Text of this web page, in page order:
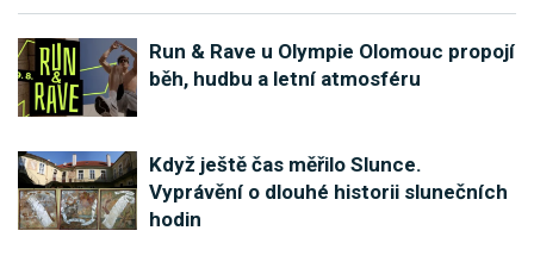
Run & Rave u Olympie Olomouc propojí
běh, hudbu a letní atmosféru
Když ještě čas měřilo Slunce.
Vyprávění o dlouhé historii slunečních
hodin